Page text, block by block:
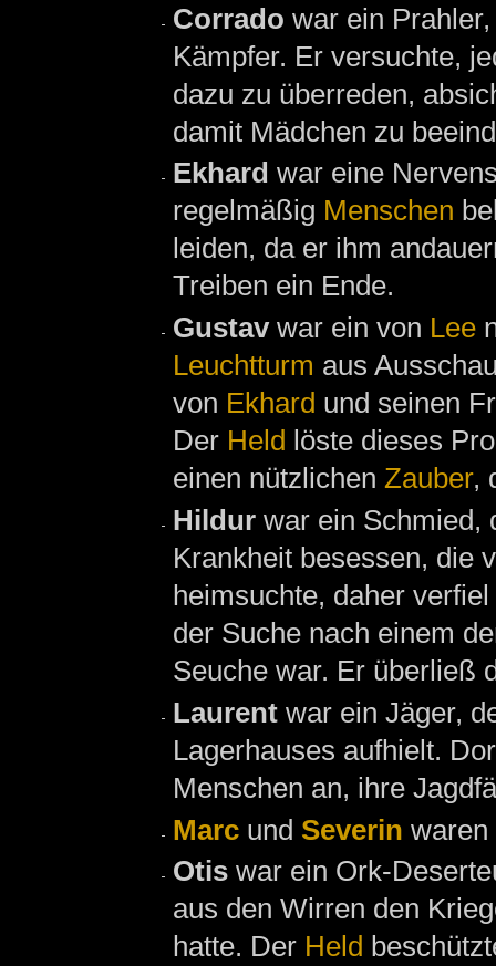
Corrado war ein
Kämpfer. Er versuchte,
dazu zu überreden,
damit Mädchen zu
Ekhard war eine
regelmäßig Menschen
leiden, da er ihm
Treiben ein Ende.
Gustavwar ein von Lee
Leuchtturm aus
von Ekhard und seinen
Der Held löste dieses
einen nützlichen Zauber,
Hildur war ein Schmied,
Krankheit besessen, die
heimsuchte, daher
der Suche nach einem
Seuche war. Er überließ
Laurent war ein Jäger,
Lagerhauses aufhielt.
Menschen an, ihre
Marc und Severin
Otis war ein Ork-
aus den Wirren den
hatte. Der Held